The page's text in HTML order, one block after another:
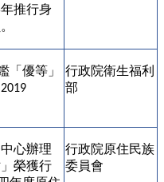
年推行身
「優等」
2019
行政院衛生福利
部
心辦理
榮獲行
行政院原住民族
委員會